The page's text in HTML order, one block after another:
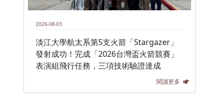
2026-08-03
淡江大學航太系第5支火箭「Stargazer」
發射成功！完成「2026台灣盃火箭競賽」
表演組飛行任務，三項技術驗證達成
閱讀更多